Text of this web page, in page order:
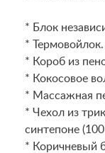
* Блок
* Термовойлок.
* Короб из
* Кокосовое
* Массажная
* Чехол из
синтепоне (100
* Коричневый